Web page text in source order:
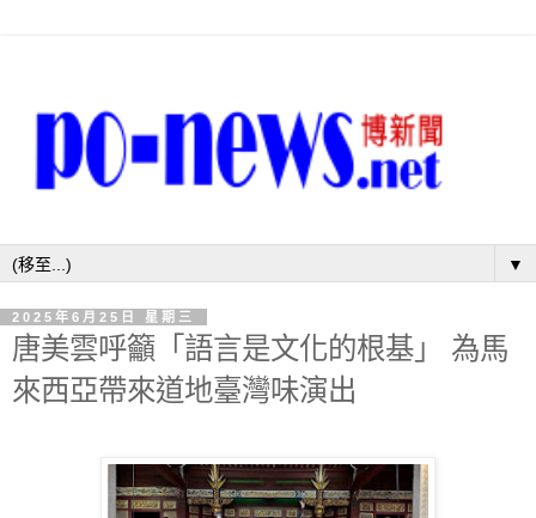
▼
2025年6月25日 星期三
唐美雲呼籲「語言是文化的根基」 為馬
來西亞帶來道地臺灣味演出